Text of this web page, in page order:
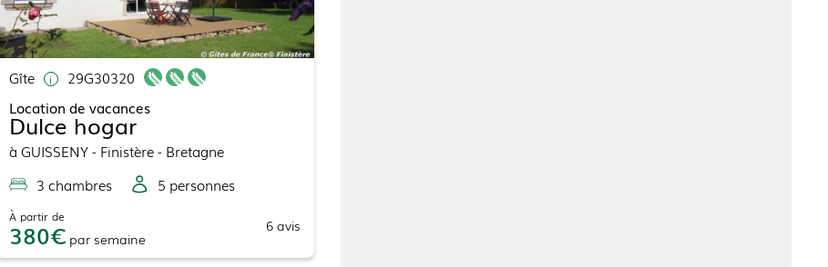
Gîte
29G30320
Location de vacances
Dulce hogar
à GUISSENY- Finistère - Bretagne
3 chambres 5 personnes
À partir de
380 par semaine
6avis